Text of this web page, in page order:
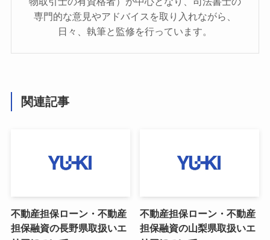
専門的な意見やアドバイスを取り入れながら、
日々、執筆と監修を行っています。
関連記事
不動産担保ローン・不動産
担保融資の長野県取扱いエ
不動産担保ローン・不動産
担保融資の山梨県取扱いエ